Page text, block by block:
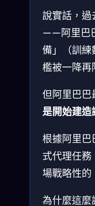
說實話，
——阿里巴
備」（訓
檻被一降再
但阿里巴巴
是開始建造
根據阿里巴
式代理任
場戰略性的
為什麼這